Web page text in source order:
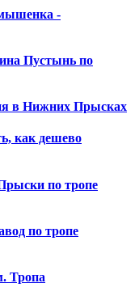
-
Пустынь по
в Нижних Прысках
как дешево
по тропе
по тропе
Тропа